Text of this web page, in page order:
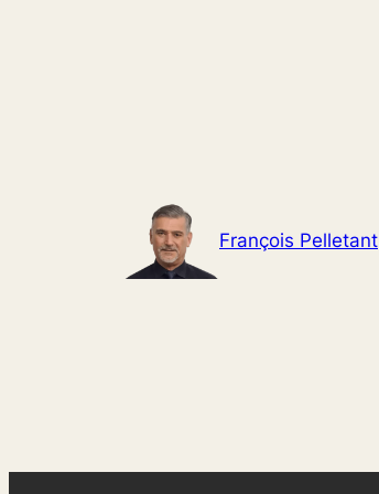
François Pelletant